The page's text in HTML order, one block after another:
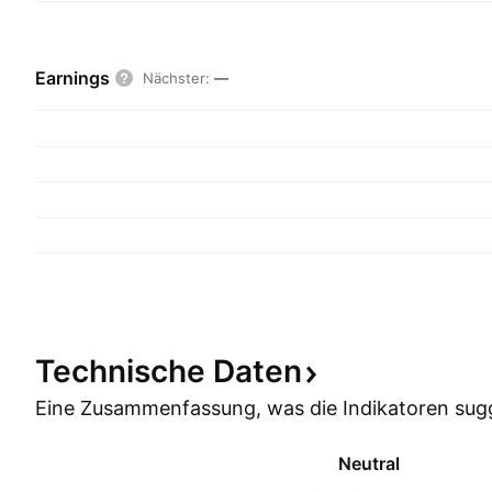
Earnings Nächster: —
Technische Daten
Eine Zusammenfassung, was die Indikatoren
Neutral